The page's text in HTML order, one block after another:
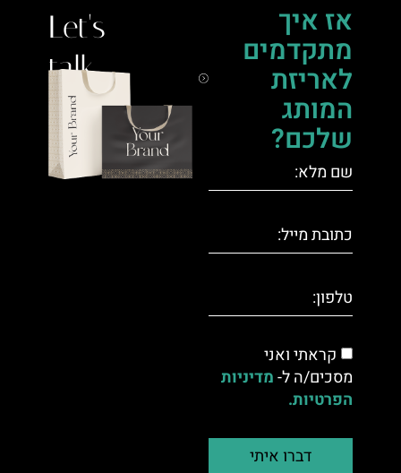
אז איך
מתקדמים
לאריזת
המותג
שלכם?
קראתי ואני
מסכים/ה ל-מדיניות
הפרטיות.
דברו איתי
Let's
talk.